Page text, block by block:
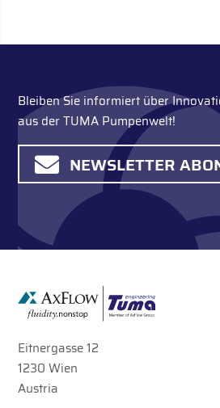
Bleiben Sie informiert über
aus der TUMA Pumpenwelt!
NEWSLETTER
Eitnergasse 12
1230 Wien
Austria